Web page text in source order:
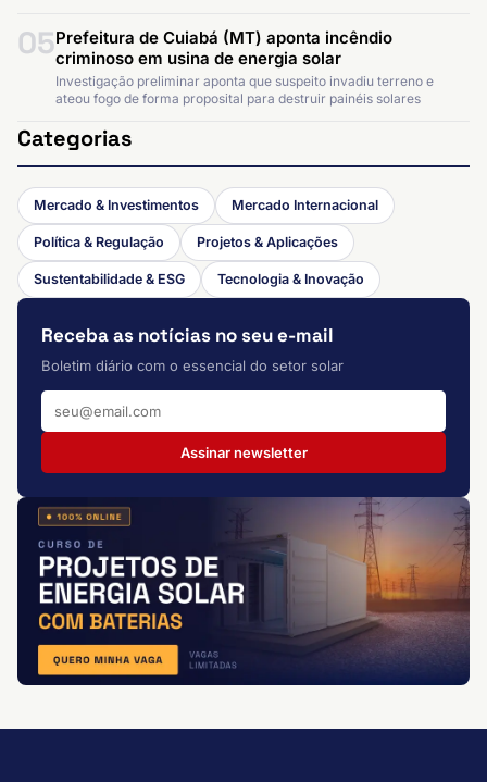
05Prefeitura de Cuiabá (MT) aponta incêndio
criminoso em usina de energia solar
Investigação preliminar aponta que suspeito invadiu terreno e
ateou fogo de forma proposital para destruir painéis solares
Categorias
Mercado & Investimentos Mercado Internacional
Política & Regulação Projetos & Aplicações
Sustentabilidade & ESG Tecnologia & Inovação
Receba as notícias no seu e-mail
Boletim diário com o essencial do setor solar
Assinar newsletter